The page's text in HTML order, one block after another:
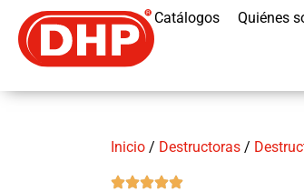
Catálogos Quiénes
Inicio / Destructoras /